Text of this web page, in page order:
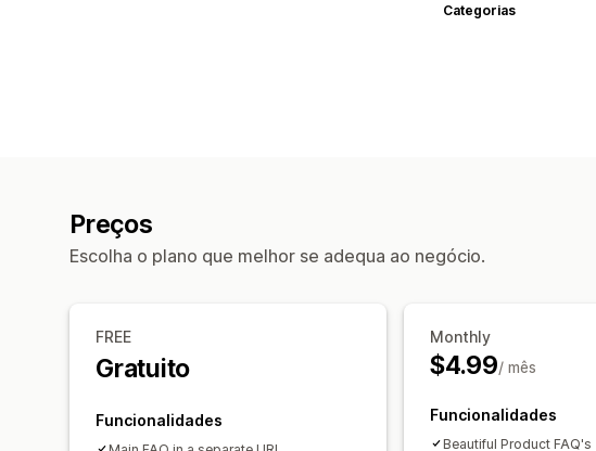
Categorias
Preços
Escolha o plano que melhor se adequa ao negócio.
FREE
Gratuito
Funcionalidades
Monthly
$4.99/ mês
Funcionalidades
Beautiful Product FAQ's